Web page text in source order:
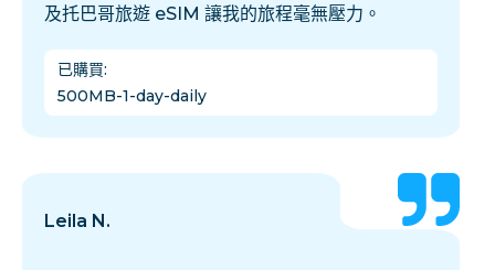
及托巴哥旅遊 eSIM 讓我的旅程毫無壓力。
已購買:
500MB-1-day-daily
Leila N.